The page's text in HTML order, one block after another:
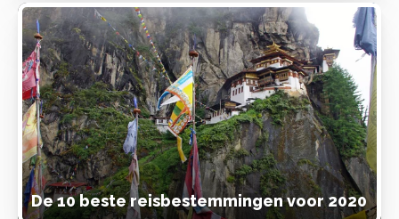
De 10 beste reisbestemmingen voor 2020